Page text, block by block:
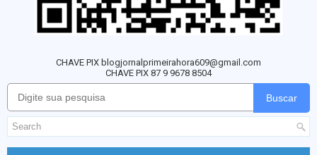
CHAVE PIX blogjornalprimeirahora609@gmail.com
CHAVE PIX 87 9 9678 8504
Buscar